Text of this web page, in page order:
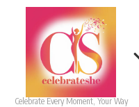
Skip to content
Celebrate Every Moment, Your Way